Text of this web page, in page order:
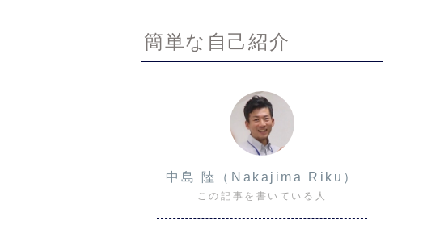
簡単な自己紹介
中島 陸（Nakajima Riku）
この記事を書いている人